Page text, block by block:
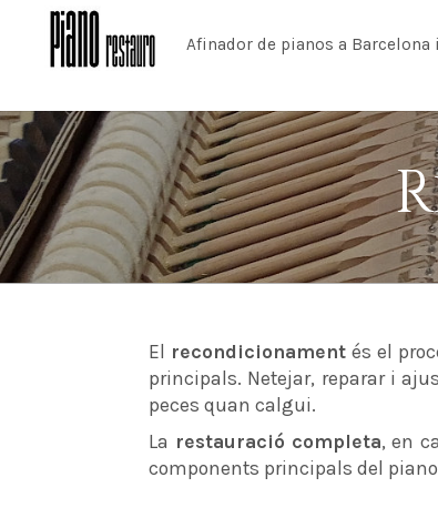
Afinador de pianos a Barcelona
El recondicionament és el
principals. Netejar, reparar i
peces quan calgui.
La restauració completa, en
components principals del